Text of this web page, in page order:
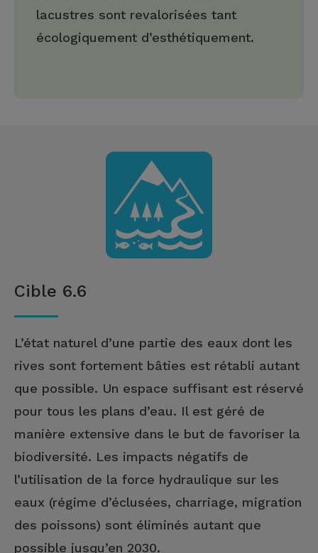
lacustres sont revalorisées tant
écologiquement d’esthétiquement.
Cible 6.6
L’état naturel d’une partie des eaux dont les
rives sont fortement bâties est rétabli autant
que possible. Un espace suffisant est réservé
pour tous les plans d’eau. Il est géré de
manière extensive dans le but de favoriser la
biodiversité. Les impacts négatifs de
l’utilisation de la force hydraulique sur les
eaux (régime d’éclusées, charriage, migration
des poissons) sont éliminés autant que
possible jusqu’en 2030.